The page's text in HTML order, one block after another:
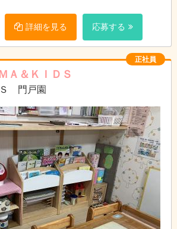
掃・朝礼
ン・アセスメント
ション・アセスメント
ン・アセスメント
詳細を見る 応募する
正社員
＆ＫＩＤＳ
Ｓ 門戸園